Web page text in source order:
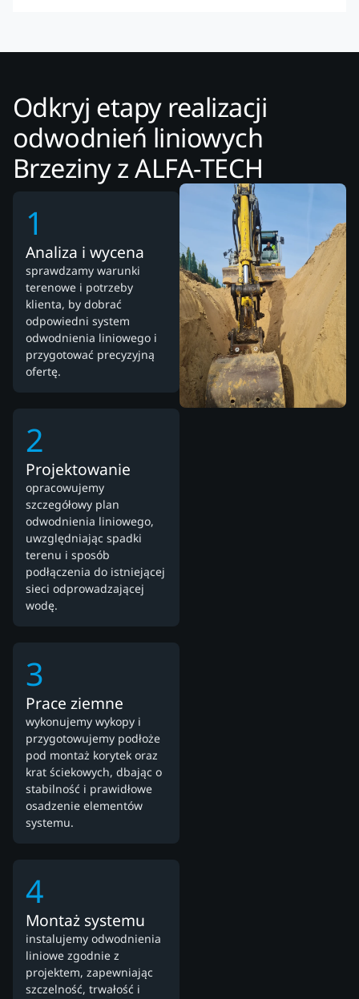
Odkryj etapy realizacji
odwodnień liniowych
Brzeziny z ALFA-TECH
1
Analiza i wycena
sprawdzamy warunki
terenowe i potrzeby
klienta, by dobrać
odpowiedni system
odwodnienia liniowego i
przygotować precyzyjną
ofertę.
2
Projektowanie
opracowujemy
szczegółowy plan
odwodnienia liniowego,
uwzględniając spadki
terenu i sposób
podłączenia do istniejącej
sieci odprowadzającej
wodę.
3
Prace ziemne
wykonujemy wykopy i
przygotowujemy podłoże
pod montaż korytek oraz
krat ściekowych, dbając o
stabilność i prawidłowe
osadzenie elementów
systemu.
4
Montaż systemu
instalujemy odwodnienia
liniowe zgodnie z
projektem, zapewniając
szczelność, trwałość i